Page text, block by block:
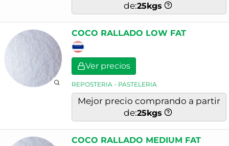
de:25kgs
COCO RALLADO LOW FAT
Ver precios
REPOSTERIA - PASTELERIA
Mejor precio comprando a partir
de:25kgs
COCO RALLADO MEDIUM FAT